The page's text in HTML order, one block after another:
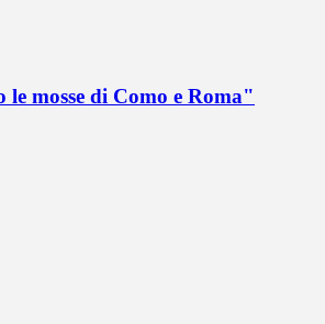
mosse di Como e Roma"